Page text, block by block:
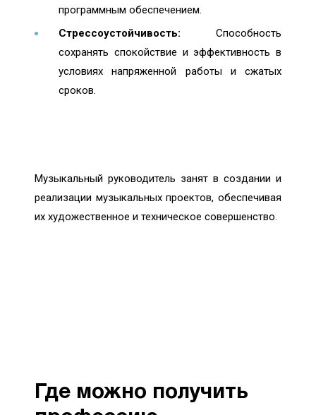
программным обеспечением.
Стрессоустойчивость: Способность
сохранять спокойствие и эффективность в
условиях напряженной работы и сжатых
сроков.
Музыкальный руководитель занят в создании и
реализации музыкальных проектов, обеспечивая
их художественное и техническое совершенство.
Где можно получить